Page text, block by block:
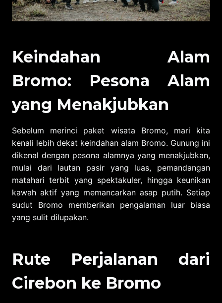
Keindahan Alam
Bromo: Pesona Alam
yang Menakjubkan
Sebelum merinci paket wisata Bromo, mari kita
kenali lebih dekat keindahan alam Bromo. Gunung ini
dikenal dengan pesona alamnya yang menakjubkan,
mulai dari lautan pasir yang luas, pemandangan
matahari terbit yang spektakuler, hingga keunikan
kawah aktif yang memancarkan asap putih. Setiap
sudut Bromo memberikan pengalaman luar biasa
yang sulit dilupakan.
Rute Perjalanan dari
Cirebon ke Bromo